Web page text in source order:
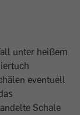
unter heißem
eventuell
Schale